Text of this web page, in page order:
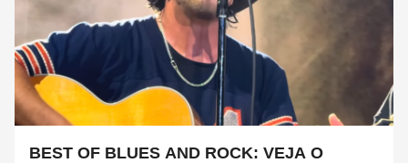
BEST OF BLUES AND ROCK: VEJA O